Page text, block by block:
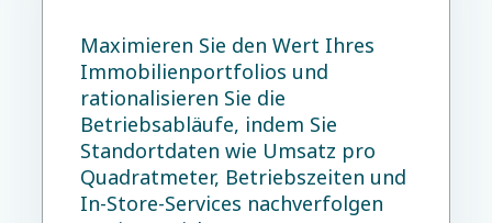
Maximieren Sie den Wert Ihres
Immobilienportfolios und
rationalisieren Sie die
Betriebsabläufe, indem Sie
Standortdaten wie Umsatz pro
Quadratmeter, Betriebszeiten und
In-Store-Services nachverfolgen